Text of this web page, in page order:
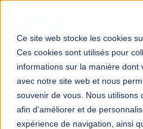
Ce site web stocke les cookies
Ces cookies sont utilisés pour
informations sur la manière dont
avec notre site web et nous
souvenir de vous. Nous utilisons
afin d'améliorer et de
expérience de navigation, ainsi
applications